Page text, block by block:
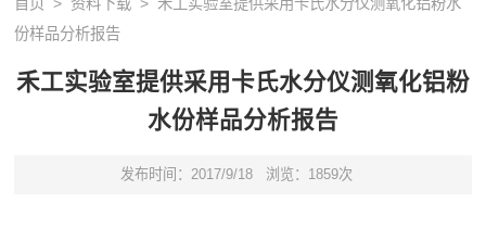
份样品分析报告
禾工实验室提供采用卡氏水分仪测氧化铝粉
水份样品分析报告
发布时间：2017/9/18 浏览：1859次